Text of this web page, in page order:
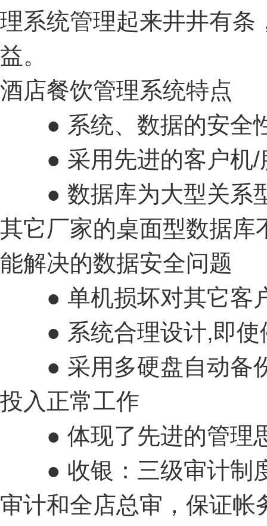
理系统管理起来井井有条
益。
酒店餐饮管理系统特点
● 系统、数据的安全
● 采用先进的客户机/
● 数据库为大型关系型
其它厂家的桌面型数据库
能解决的数据安全问题
● 单机损坏对其它客
● 系统合理设计,即使
● 采用多硬盘自动备份
投入正常工作
● 体现了先进的管理
● 收银：三级审计制度
审计和全店总审，保证帐